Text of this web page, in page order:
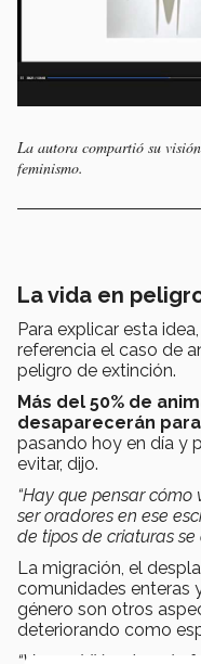
La autora compartió su
feminismo.
La vida en
Para explicar esta
referencia el caso de
peligro de extinción.
Más del 50% de
desaparecerán
pasando hoy en día y
evitar, dijo.
“Hay que pensar
ser oradores en ese
de tipos de criaturas
La migración, el
comunidades enteras
género son otros
deteriorando como